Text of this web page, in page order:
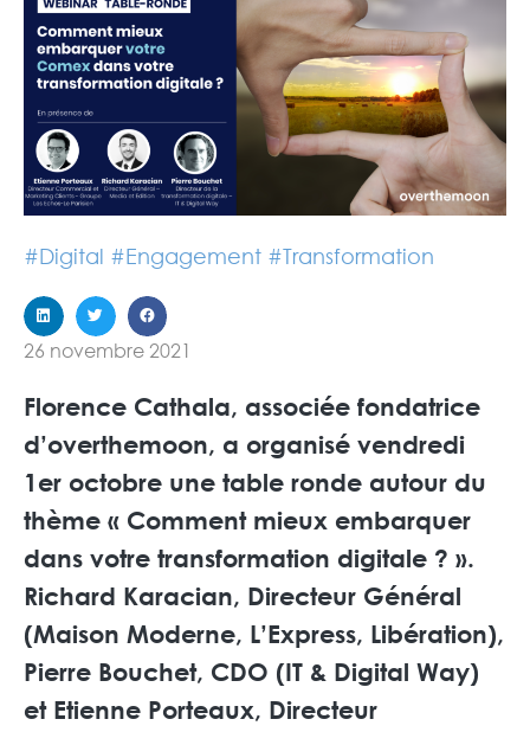
#Digital #Engagement #Transformation
26 novembre 2021
Florence Cathala, associée fondatrice
d’overthemoon, a organisé vendredi
1er octobre une table ronde autour du
thème « Comment mieux embarquer
dans votre transformation digitale ? ».
Richard Karacian, Directeur Général
(Maison Moderne, L’Express, Libération),
Pierre Bouchet, CDO (IT & Digital Way)
et Etienne Porteaux, Directeur